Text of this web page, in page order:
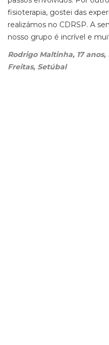
fisioterapia, gostei das
realizámos no CDRSP. A
nosso grupo é incrível e
Rodrigo Maltinha, 17
Freitas, Setúbal